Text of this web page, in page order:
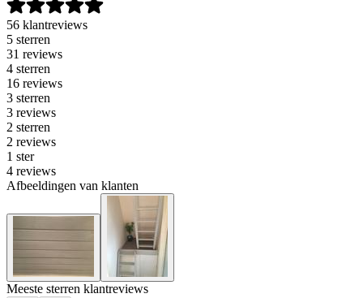
56 klantreviews
5 sterren
31 reviews
4 sterren
16 reviews
3 sterren
3 reviews
2 sterren
2 reviews
1 ster
4 reviews
Afbeeldingen van klanten
Meeste sterren klantreviews